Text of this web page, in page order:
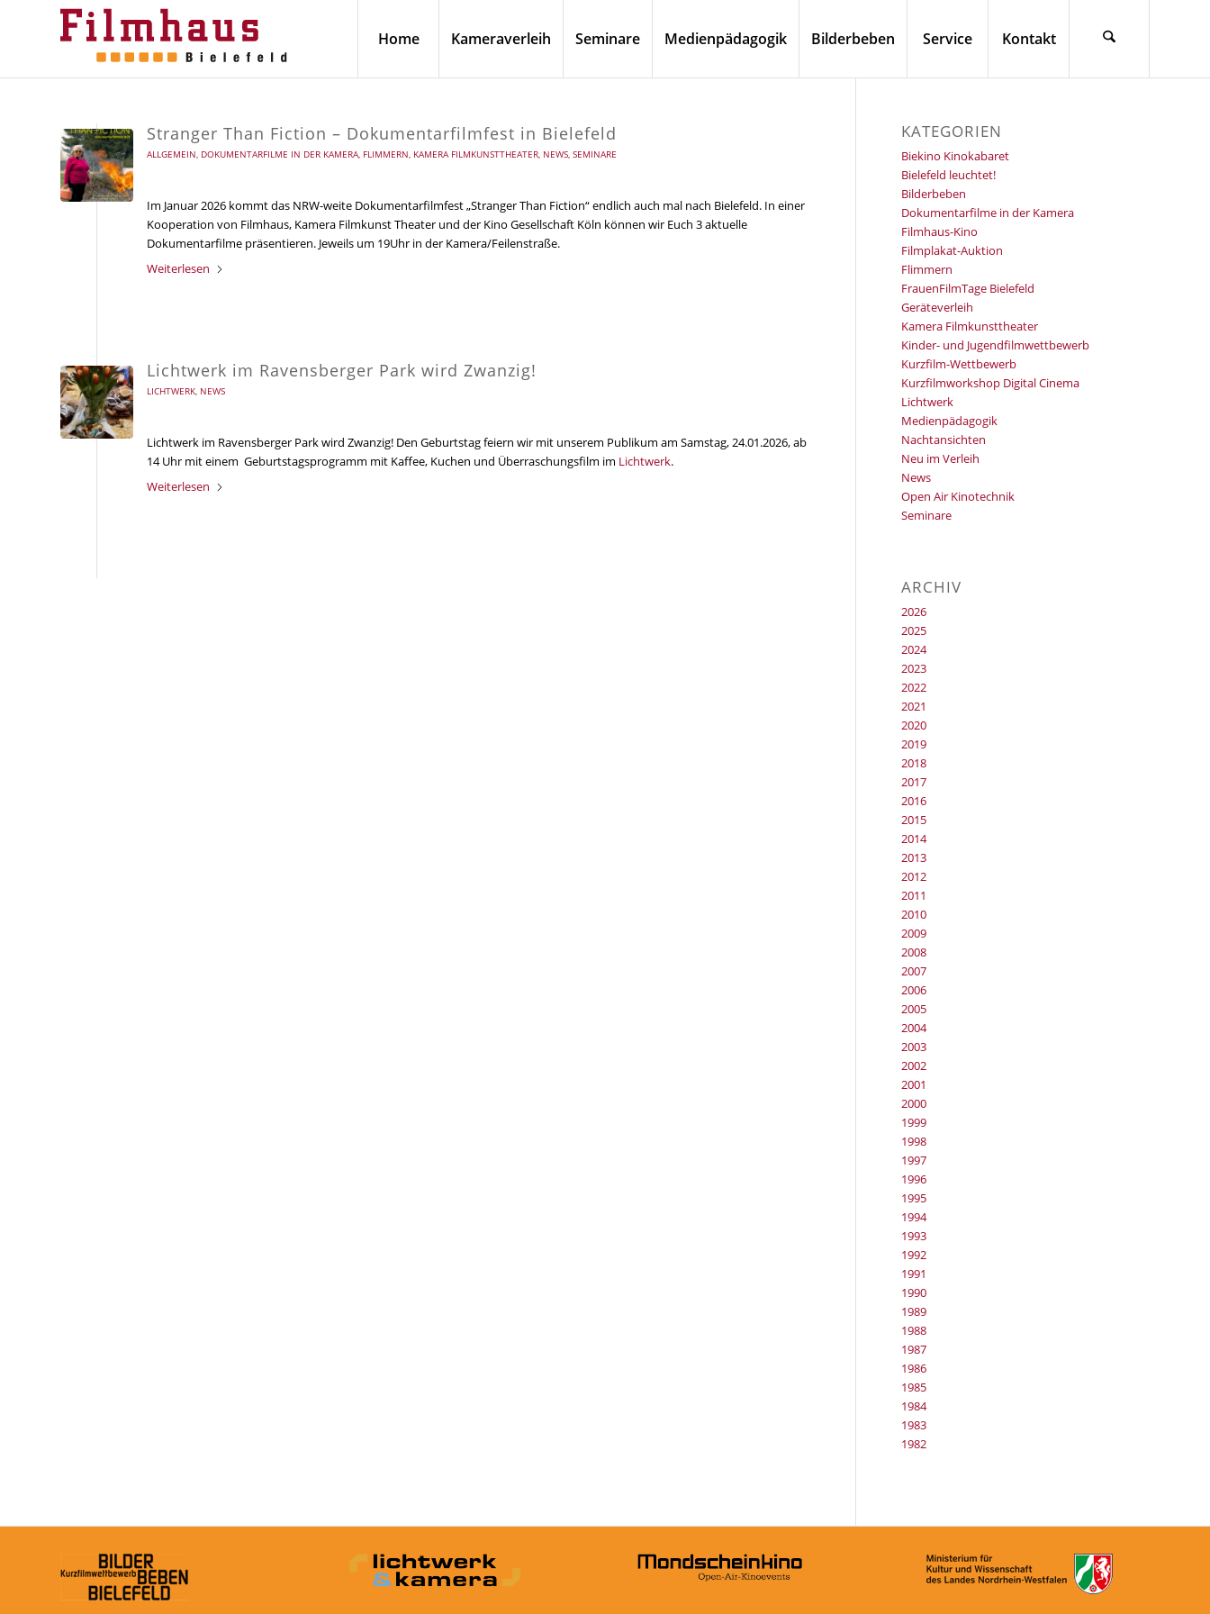
Home Kameraverleih Seminare Medienpädagogik Bilderbeben Service Kontakt
Stranger Than Fiction – Dokumentarfilmfest in Bielefeld
ALLGEMEIN, DOKUMENTARFILME IN DER KAMERA, FLIMMERN, KAMERA FILMKUNSTTHEATER, NEWS, SEMINARE
Im Januar 2026 kommt das NRW-weite Dokumentarfilmfest „Stranger Than Fiction“ endlich auch mal nach Bielefeld. In einer
Kooperation von Filmhaus, Kamera Filmkunst Theater und der Kino Gesellschaft Köln können wir Euch 3 aktuelle
Dokumentarfilme präsentieren. Jeweils um 19Uhr in der Kamera/Feilenstraße.
Weiterlesen
Lichtwerk im Ravensberger Park wird Zwanzig!
LICHTWERK, NEWS
Lichtwerk im Ravensberger Park wird Zwanzig! Den Geburtstag feiern wir mit unserem Publikum am Samstag, 24.01.2026, ab
14 Uhr mit einem Geburtstagsprogramm mit Kaffee, Kuchen und Überraschungsfilm im Lichtwerk.
Weiterlesen
KATEGORIEN
Biekino Kinokabaret
Bielefeld leuchtet!
Bilderbeben
Dokumentarfilme in der Kamera
Filmhaus-Kino
Filmplakat-Auktion
Flimmern
FrauenFilmTage Bielefeld
Geräteverleih
Kamera Filmkunsttheater
Kinder- und Jugendfilmwettbewerb
Kurzfilm-Wettbewerb
Kurzfilmworkshop Digital Cinema
Lichtwerk
Medienpädagogik
Nachtansichten
Neu im Verleih
News
Open Air Kinotechnik
Seminare
ARCHIV
2026
2025
2024
2023
2022
2021
2020
2019
2018
2017
2016
2015
2014
2013
2012
2011
2010
2009
2008
2007
2006
2005
2004
2003
2002
2001
2000
1999
1998
1997
1996
1995
1994
1993
1992
1991
1990
1989
1988
1987
1986
1985
1984
1983
1982